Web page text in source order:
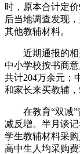
时，原本合计定
后当地调查发现
其他教辅材料。
近期通报的相
中小学校按书商
共计204万余元；
和家长来买教辅，
在教育“双减”
减反增。半月谈
学生教辅材料采
高中生人均采购费